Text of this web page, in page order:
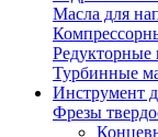
Масла для
Редукторные
Турбинные
Инструмент
Фрезы